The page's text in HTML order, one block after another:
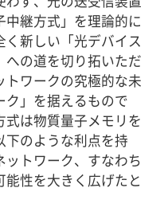
継方式」を理論的に
新しい「光デバイス
の道を切り拓いただ
トワークの究極的な未
ク」を据えるもので
は物質量子メモリを
のような利点を持
トワーク、すなわち
能性を大きく広げたと